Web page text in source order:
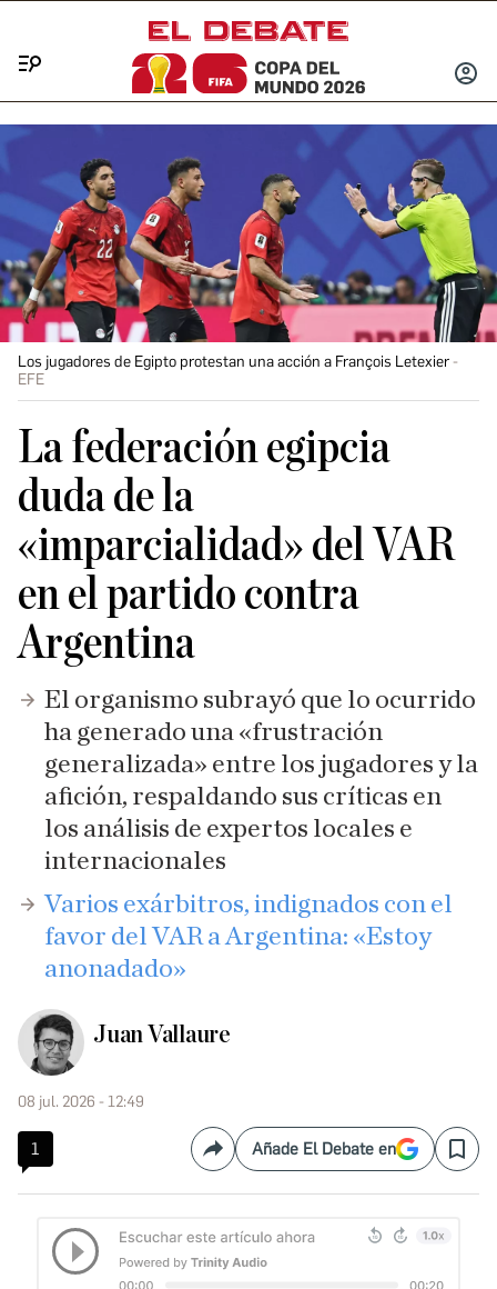
INICIAR
Los jugadores de Egipto protestan una acción a François Letexier
EFE
La federación egipcia
duda de la
«imparcialidad» del VAR
en el partido contra
Argentina
El organismo subrayó que lo ocurrido
ha generado una «frustración
generalizada» entre los jugadores y la
afición, respaldando sus críticas en
los análisis de expertos locales e
internacionales
Varios exárbitros, indignados con el
favor del VAR a Argentina: «Estoy
anonadado»
Juan Vallaure
08 jul. 2026 - 12:49
1 CompartirAñade El Debate en Save